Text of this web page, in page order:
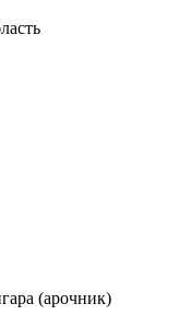
(арочник)